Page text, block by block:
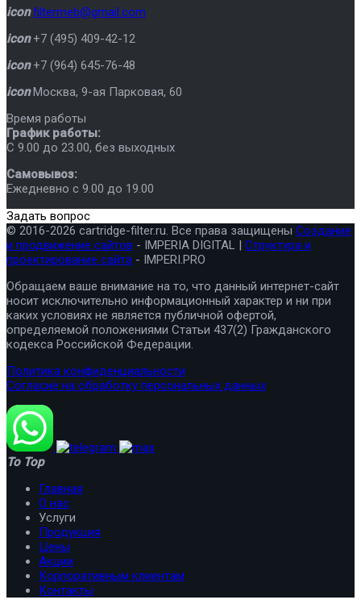
icon filtermeb@gmail.com
icon +7 (495) 409-42-12
icon +7 (964) 645-76-48
icon Москва, 9-ая Парковая, 60
Время работы
График работы:
C 9.00 до 23.00, без выходных
Самовывоз:
Ежедневно с 9.00 до 19.00
Задать вопрос
© 2016-2026 cartridge-filter.ru. Все права защищены Создание
и продвижение сайтов - IMPERIA DIGITAL | Структура и
проектирование сайта - IMPERI.PRO
Обращаем ваше внимание на то, что данный интернет-сайт
носит исключительно информационный характер и ни при
каких условиях не является публичной офертой,
определяемой положениями Статьи 437(2) Гражданского
кодекса Российской Федерации.
Политика конфиденциальности
Согласие на обработку персональных данных
To Top
Главная
О нас
Услуги
Продукция
Цены
Акции
Корпоративным клиентам
Контакты